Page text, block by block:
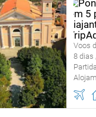
Voos
8 dias